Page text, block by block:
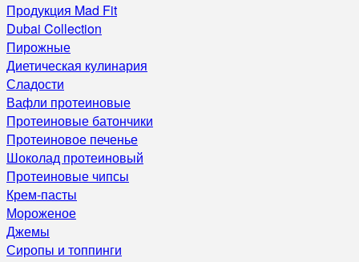
Продукция Mad Fit
Dubai Collection
Пирожные
Диетическая кулинария
Сладости
Вафли протеиновые
Протеиновые батончики
Протеиновое печенье
Шоколад протеиновый
Протеиновые чипсы
Крем-пасты
Мороженое
Джемы
Сиропы и топпинги